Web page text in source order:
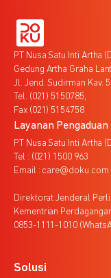
PT Nusa Satu Inti Artha
Gedung Artha Graha
Jl. Jend. Sudirman Kav.
Tel. (021) 5150785,
Fax (021) 5154758
Layanan
PT Nusa Satu Inti Artha
Tel : (021) 1500 963
Email : care@doku.com
Direktorat Jenderal
Kementrian
0853-1111-1010
Solusi